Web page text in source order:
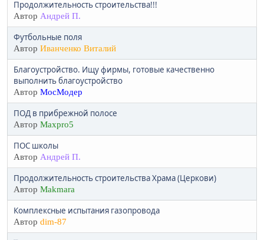
Продолжительность строительства!!!
Автор Андрей П.
Футбольные поля
Автор Иванченко Виталий
Благоустройство. Ищу фирмы, готовые качественно
выполнить благоустройство
Автор МосМодер
ПОД в прибрежной полосе
Автор Maxpro5
ПОС школы
Автор Андрей П.
Продолжительность строительства Храма (Церкови)
Автор Makmara
Комплексные испытания газопровода
Автор dim-87